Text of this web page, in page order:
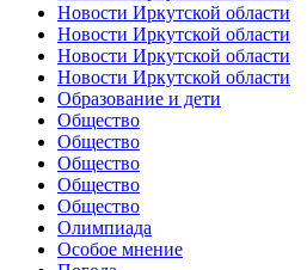
Новости Иркутской области
Новости Иркутской области
Новости Иркутской области
Новости Иркутской области
Образование и дети
Общество
Общество
Общество
Общество
Общество
Олимпиада
Особое мнение